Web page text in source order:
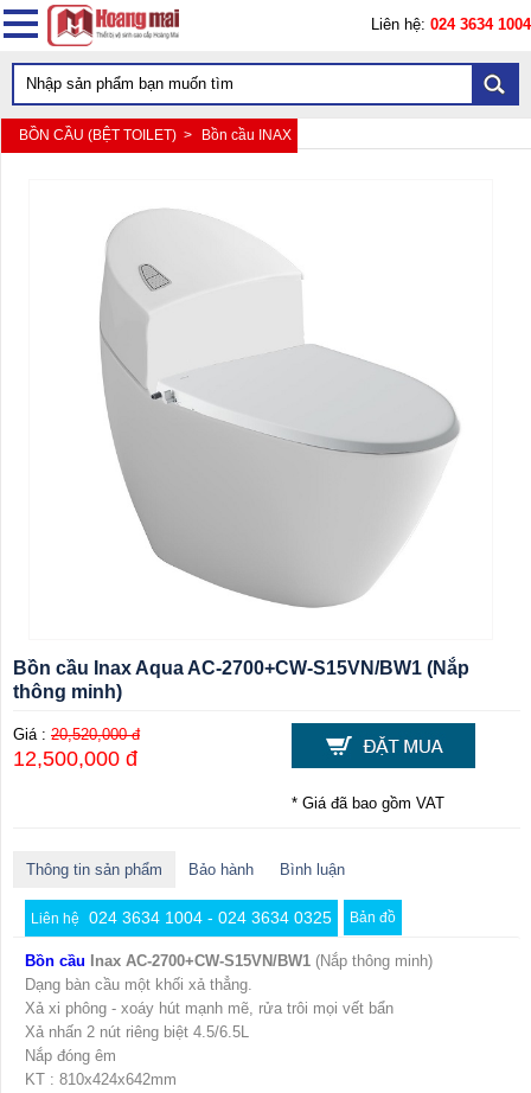
Liên hệ: 024 3634 1004
BỒN CẦU (BỆT TOILET) > Bồn cầu INAX
Bồn cầu Inax Aqua AC-2700+CW-S15VN/BW1 (Nắp
thông minh)
Giá : 20,520,000 đ
12,500,000 đ
* Giá đã bao gồm VAT
Thông tin sản phẩm Bảo hành Bình luận
Liên hệ 024 3634 1004 - 024 3634 0325 Bản đồ
Bồn cầu Inax AC-2700+CW-S15VN/BW1 (Nắp thông minh)
Dạng bàn cầu một khối xả thẳng.
Xả xi phông - xoáy hút mạnh mẽ, rửa trôi mọi vết bẩn
Xả nhấn 2 nút riêng biệt 4.5/6.5L
Nắp đóng êm
KT : 810x424x642mm